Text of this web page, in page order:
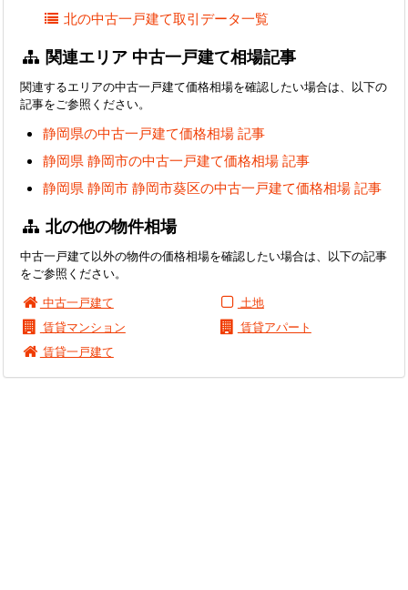
北の中古一戸建て取引データ一覧
関連エリア 中古一戸建て相場記事
関連するエリアの中古一戸建て価格相場を確認したい場合は、以下の
記事をご参照ください。
静岡県の中古一戸建て価格相場 記事
静岡県 静岡市の中古一戸建て価格相場 記事
静岡県 静岡市 静岡市葵区の中古一戸建て価格相場 記事
北の他の物件相場
中古一戸建て以外の物件の価格相場を確認したい場合は、以下の記事
をご参照ください。
中古一戸建て
土地
賃貸マンション
賃貸アパート
賃貸一戸建て